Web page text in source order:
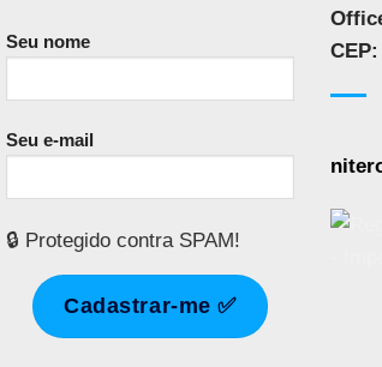
Seu nome
Seu e-mail
🔒 Protegido contra SPAM!
CEP: